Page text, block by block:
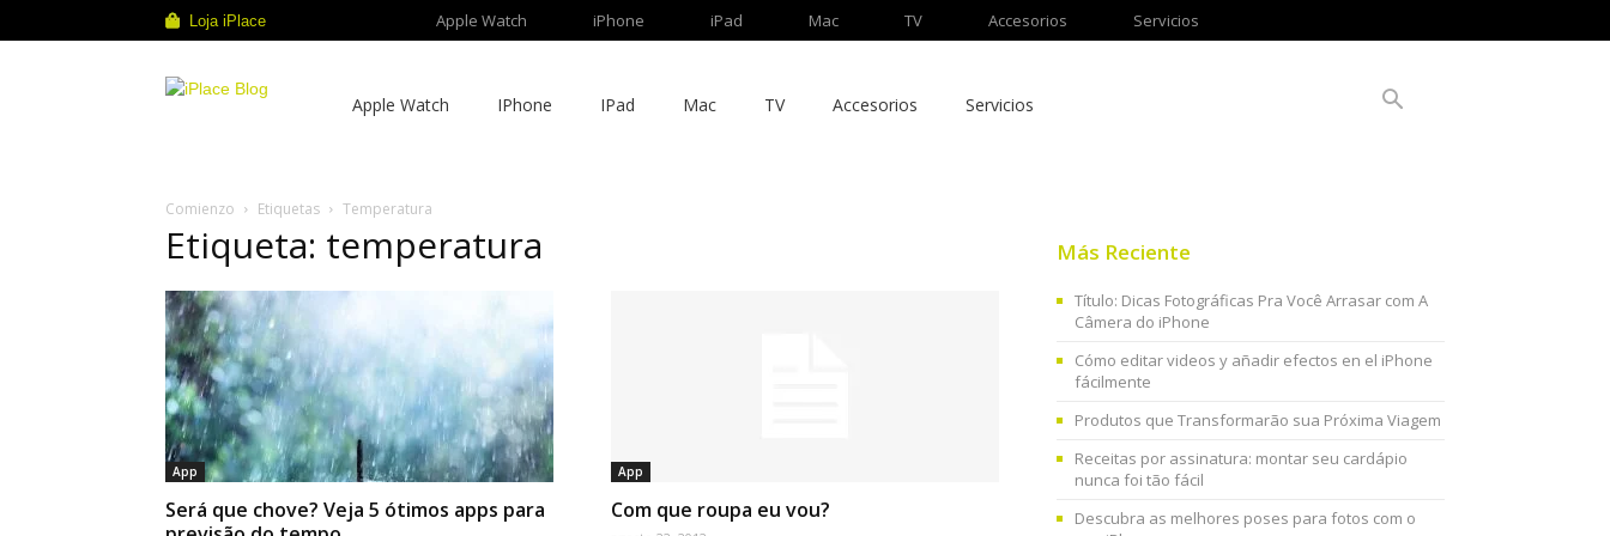
Loja iPlace Apple Watch iPhone iPad Mac TV Accesorios Servicios
Apple Watch IPhone IPad Mac TV Accesorios Servicios
Comienzo Etiquetas Temperatura
Etiqueta: temperatura
App
Será que chove? Veja 5 ótimos apps para
App
Com que roupa eu vou?
Más Reciente
Título: Dicas Fotográficas Pra Você Arrasar com A
Câmera do iPhone
Cómo editar videos y añadir efectos en el iPhone
fácilmente
Produtos que Transformarão sua Próxima Viagem
Receitas por assinatura: montar seu cardápio
nunca foi tão fácil
Descubra as melhores poses para fotos com o